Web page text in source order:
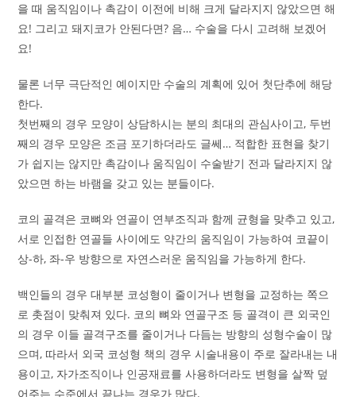
을 때 움직임이나 촉감이 이전에 비해 크게 달라지지 않았으면 해
요! 그리고 돼지코가 안된다면? 음… 수술을 다시 고려해 보겠어
요!
물론 너무 극단적인 예이지만 수술의 계획에 있어 첫단추에 해당
한다.
첫번째의 경우 모양이 상담하시는 분의 최대의 관심사이고, 두번
째의 경우 모양은 조금 포기하더라도 글쎄… 적합한 표현을 찾기
가 쉽지는 않지만 촉감이나 움직임이 수술받기 전과 달라지지 않
았으면 하는 바램을 갖고 있는 분들이다.
코의 골격은 코뼈와 연골이 연부조직과 함께 균형을 맞추고 있고,
서로 인접한 연골들 사이에도 약간의 움직임이 가능하여 코끝이
상-하, 좌-우 방향으로 자연스러운 움직임을 가능하게 한다.
백인들의 경우 대부분 코성형이 줄이거나 변형을 교정하는 쪽으
로 촛점이 맞춰져 있다. 코의 뼈와 연골구조 등 골격이 큰 외국인
의 경우 이들 골격구조를 줄이거나 다듬는 방향의 성형수술이 많
으며, 따라서 외국 코성형 책의 경우 시술내용이 주로 잘라내는 내
용이고, 자가조직이나 인공재료를 사용하더라도 변형을 살짝 덮
어주는 수준에서 끝나는 경우가 많다.